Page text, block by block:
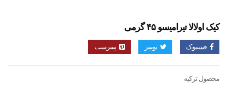
کیک اولالا تیرامیسو ۴۵ گرمی
فیسبوک توییتر پینترست
محصول ترکیه